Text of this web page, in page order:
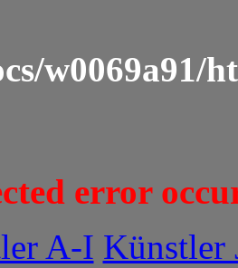
w0069a91/
error
A-I Künstler